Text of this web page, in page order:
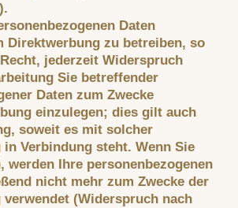
Daten
Direktwerbung zu betreiben, so
jederzeit Widerspruch
Sie betreffender
Daten zum Zwecke
einzulegen; dies gilt auch
soweit es mit solcher
Verbindung steht. Wenn Sie
werden Ihre personenbezogenen
nicht mehr zum Zwecke der
(Widerspruch nach